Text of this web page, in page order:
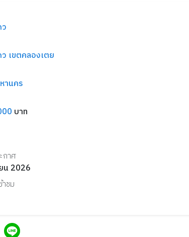
เขตคลองเตย
านคร
บาท
กาศ
น 2026
ชม